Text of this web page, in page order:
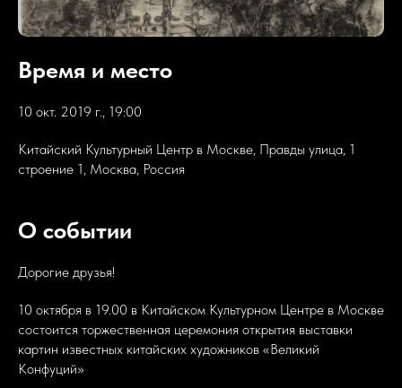
Время и место
10 окт. 2019 г., 19:00
Китайский Культурный Центр в Москве, Правды улица, 1
строение 1, Москва, Россия
О событии
Дорогие друзья!
10 октября в 19.00 в Китайском Культурном Центре в Москве
состоится торжественная церемония открытия выставки
картин известных китайских художников «Великий
Конфуций»